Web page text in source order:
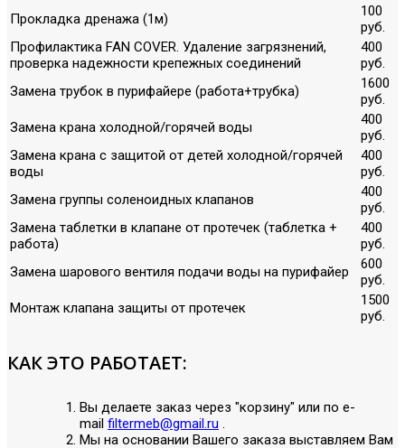
Прокладка дренажа (1м)
100
руб.
Профилактика FAN COVER. Удаление загрязнений,
проверка надежности крепежных соединений
400
руб.
Замена трубок в пурифайере (работа+трубка)
1600
руб.
Замена крана холодной/горячей воды
400
руб.
Замена крана с защитой от детей холодной/горячей
воды
400
руб.
Замена группы соленоидных клапанов
400
руб.
Замена таблетки в клапане от протечек (таблетка +
работа)
400
руб.
Замена шарового вентиля подачи воды на пурифайер
600
руб.
Монтаж клапана защиты от протечек
1500
руб.
КАК ЭТО РАБОТАЕТ:
Вы делаете заказ через "корзину" или по е-
mail filtermeb@gmail.ru .
Мы на основании Вашего заказа выставляем Вам